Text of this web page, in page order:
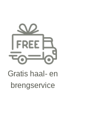
Gratis haal- en
brengservice